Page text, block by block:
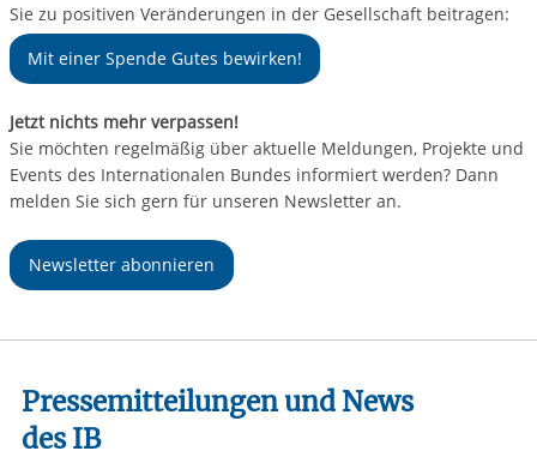
Sie zu positiven Veränderungen in der Gesellschaft beitragen:
Mit einer Spende Gutes bewirken!
Jetzt nichts mehr verpassen!
Sie möchten regelmäßig über aktuelle Meldungen, Projekte und
Events des Internationalen Bundes informiert werden? Dann
melden Sie sich gern für unseren Newsletter an.
Newsletter abonnieren
Pressemitteilungen und News
des IB